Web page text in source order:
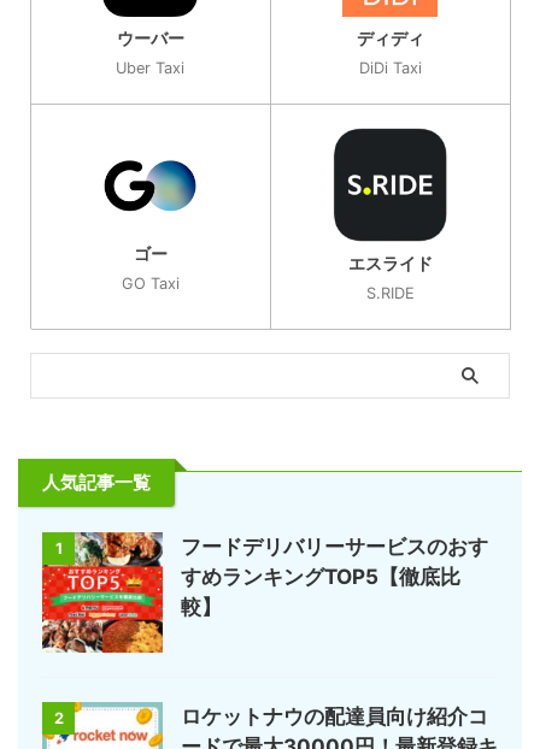
ウーバー
Uber Taxi
ディディ
DiDi Taxi
ゴー
GO Taxi
エスライド
S.RIDE
人気記事一覧
1
フードデリバリーサービスのおす
すめランキングTOP5【徹底比
較】
2
ロケットナウの配達員向け紹介コ